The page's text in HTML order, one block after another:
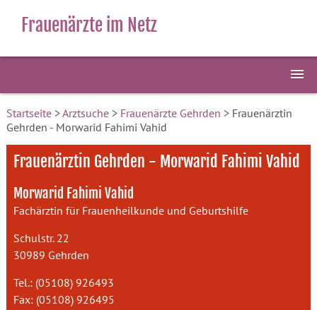
Frauenärzte im Netz
Startseite>Arztsuche> Frauenärzte Gehrden > Frauenärztin
Gehrden - Morwarid Fahimi Vahid
Frauenärztin Gehrden - Morwarid Fahimi Vahid
Morwarid Fahimi Vahid
Fachärztin für Frauenheilkunde und Geburtshilfe
Schulstr. 22
30989 Gehrden
Tel.: (05108) 926493
Fax: (05108) 926495